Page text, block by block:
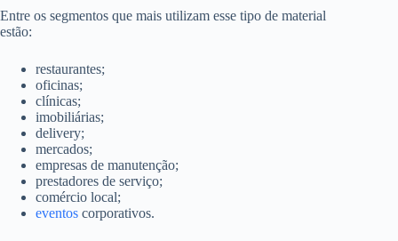
Entre os segmentos que mais utilizam esse tipo de material
estão:
restaurantes;
oficinas;
clínicas;
imobiliárias;
delivery;
mercados;
empresas de manutenção;
prestadores de serviço;
comércio local;
eventos corporativos.